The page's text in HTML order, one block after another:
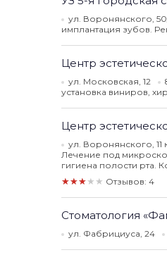
ул. Воронянского,
имплантация зубов.
Центр
ул. Московская, 12
установка виниров,
Центр
ул. Воронянского, 11
Лечение под
гигиена полости рта.
★★★★★ Отзывов: 4
Стоматология
ул. Фабрициуса, 24